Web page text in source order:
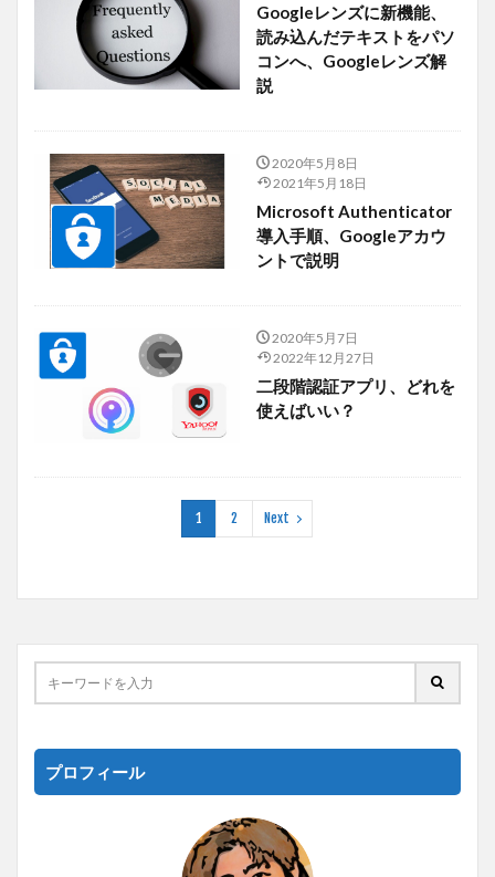
Googleレンズに新機能、
読み込んだテキストをパソ
コンへ、Googleレンズ解
説
2020年5月8日
2021年5月18日
Microsoft Authenticator
導入手順、Googleアカウ
ントで説明
2020年5月7日
2022年12月27日
二段階認証アプリ、どれを
使えばいい？
1 2 Next
プロフィール